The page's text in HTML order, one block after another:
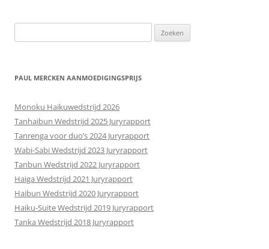
naar:
PAUL MERCKEN AANMOEDIGINGSPRIJS
Monoku Haikuwedstrijd 2026
Tanhaibun Wedstrijd 2025 Juryrapport
Tanrenga voor duo’s 2024 Juryrapport
Wabi-Sabi Wedstrijd 2023 Juryrapport
Tanbun Wedstrijd 2022 Juryrapport
Haiga Wedstrijd 2021 Juryrapport
Haibun Wedstrijd 2020 Juryrapport
Haiku-Suite Wedstrijd 2019 Juryrapport
Tanka Wedstrijd 2018 Juryrapport